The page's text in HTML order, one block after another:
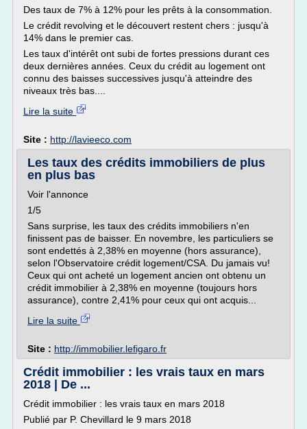
Des taux de 7% à 12% pour les prêts à la consommation.
Le crédit revolving et le découvert restent chers : jusqu'à
14% dans le premier cas.
Les taux d'intérêt ont subi de fortes pressions durant ces
deux dernières années. Ceux du crédit au logement ont
connu des baisses successives jusqu'à atteindre des
niveaux très bas....
Lire la suite
Site : http://lavieeco.com
Les taux des crédits immobiliers de plus
en plus bas
Voir l'annonce
1/5
Sans surprise, les taux des crédits immobiliers n'en
finissent pas de baisser. En novembre, les particuliers se
sont endettés à 2,38% en moyenne (hors assurance),
selon l'Observatoire crédit logement/CSA. Du jamais vu!
Ceux qui ont acheté un logement ancien ont obtenu un
crédit immobilier à 2,38% en moyenne (toujours hors
assurance), contre 2,41% pour ceux qui ont acquis...
Lire la suite
Site : http://immobilier.lefigaro.fr
Crédit immobilier : les vrais taux en mars
2018 | De ...
Crédit immobilier : les vrais taux en mars 2018
Publié par P. Chevillard le 9 mars 2018